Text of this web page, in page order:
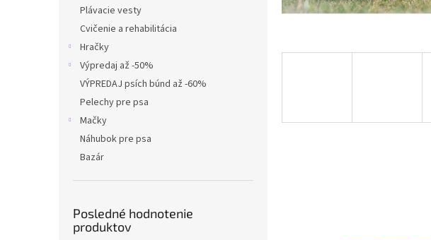
Plávacie vesty
Cvičenie a rehabilitácia
Hračky
Výpredaj až -50%
VÝPREDAJ psích búnd až -60%
Pelechy pre psa
Mačky
Náhubok pre psa
Bazár
Posledné hodnotenie
produktov